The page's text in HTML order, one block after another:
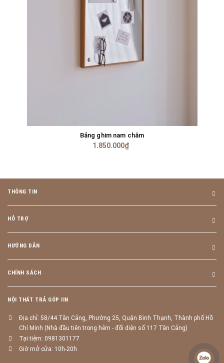
Bảng ghim nam châm
1.850.000₫
THÔNG TIN
HỖ TRỢ
HƯỚNG DẪN
CHÍNH SÁCH
NỘI THẤT TRẢ GÓP IIN
Địa chỉ: 58/44 Tân Cảng, Phường 25, Quận Bình Thạnh, Thành phố Hồ
Chí Minh (Nhà đầu tiên trong hẻm - đối diện số 117 Tân Cảng)
Tại tiệm: 0981301177
Giờ mở cửa: 10h-20h